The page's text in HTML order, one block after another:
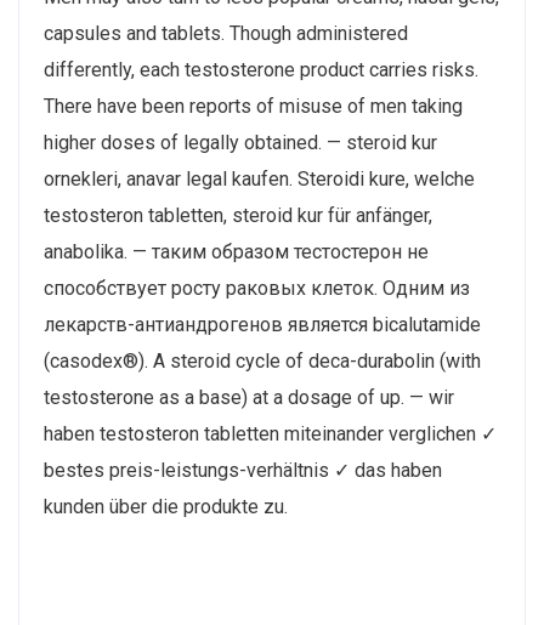
capsules and tablets. Though administered
differently, each testosterone product carries risks.
There have been reports of misuse of men taking
higher doses of legally obtained. — steroid kur
ornekleri, anavar legal kaufen. Steroidi kure, welche
testosteron tabletten, steroid kur für anfänger,
anabolika. — таким образом тестостерон не
способствует росту раковых клеток. Одним из
лекарств-антиандрогенов является bicalutamide
(casodex®). A steroid cycle of deca-durabolin (with
testosterone as a base) at a dosage of up. — wir
haben testosteron tabletten miteinander verglichen ✓
bestes preis-leistungs-verhältnis ✓ das haben
kunden über die produkte zu.